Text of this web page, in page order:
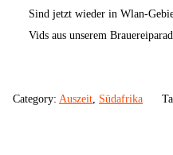
Sind jetzt wieder in Wlan-
Vids aus unserem
Category: Auszeit Südafrika